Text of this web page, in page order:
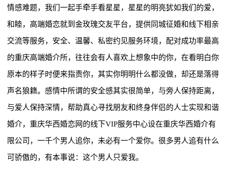
情感难题，我们一起手牵手看星星，星星的明亮犹如我们的爱，
和睦，高端婚恋就到金玫瑰交友平台，提供同城征婚和线下相亲
交流等服务，安全、温馨、私密约见服务环境，配对成功率最高
的重庆高端婚介所，往往会有人喜欢上想象中的你，在看明白你
原本的样子时便来指责你，其实你明明什么都没做，却还是落得
声名狼籍。感情中所谓的安全感其实很简单，与旁人保持距离，
与爱人保持深情，帮助真心寻找朋友和终身伴侣的人士实现和谐
婚介，重庆华西婚恋网的线下VIP服务中心设在重庆华西婚介有
限公司，一千个男人追你，未必有一个爱你。很多男人追有什么
可骄傲的，有本事说：这个男人只爱我。